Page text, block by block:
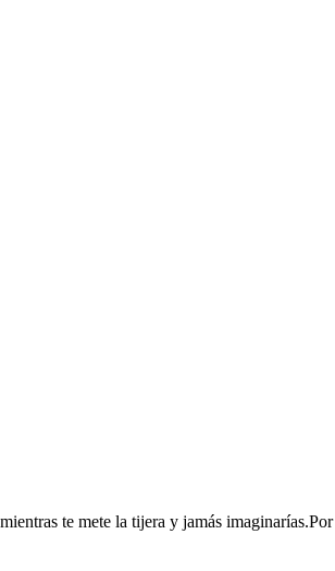
te mete la tijera y jamás imaginarías.​Por